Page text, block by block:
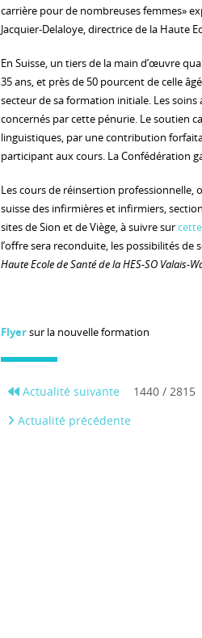
carrière pour de nombreuses femmes»
Jacquier-Delaloye, directrice de la Haute
En Suisse, un tiers de la main d’œuvre
35 ans, et près de 50 pourcent de celle
secteur de sa formation initiale. Les
concernés par cette pénurie. Le soutien
linguistiques, par une contribution
participant aux cours. La Confédération
Les cours de réinsertion professionnelle,
suisse des infirmières et infirmiers,
sites de Sion et de Viège, à suivre sur
l’offre sera reconduite, les possibilités de
Haute Ecole de Santé de la HES-SO Valais-
Flyersur la nouvelle formation
Actualité suivante
1440 / 2815
Actualité précédente